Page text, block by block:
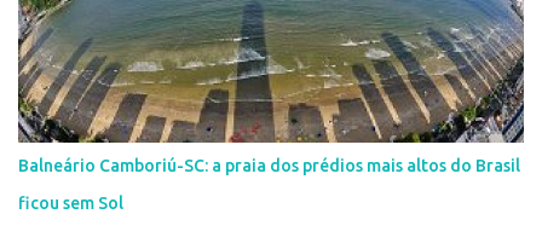
Balneário Camboriú-SC: a praia dos prédios mais altos do Brasil
ficou sem Sol